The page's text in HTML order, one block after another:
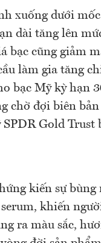
xuống dưới
dài tăng lên
bạc cũng giảm
làm gia tăng
bạc Mỹ kỳ hạn
đợi biên bản
Gold Trust
kiến sự bùng
khiến
ra màu sắc,